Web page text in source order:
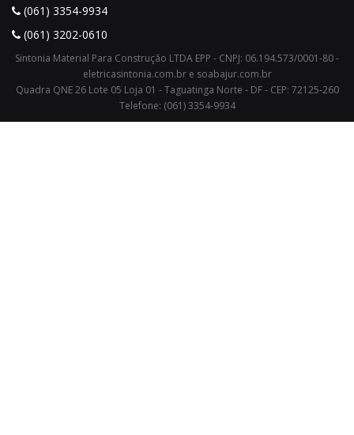
(061) 3354-9934
(061) 3202-0610
Sintonia Material Para Construção LTDA EPP - CNPJ: 06.194.573/0001-80 -
eletricasintonia.com.br e soabajur.com.br
Quadra QNE 26 Lote 05 Loja 01 - Taguatinga Norte - DF - CEP: 72125-260
Telefone: (061) 3354-9934